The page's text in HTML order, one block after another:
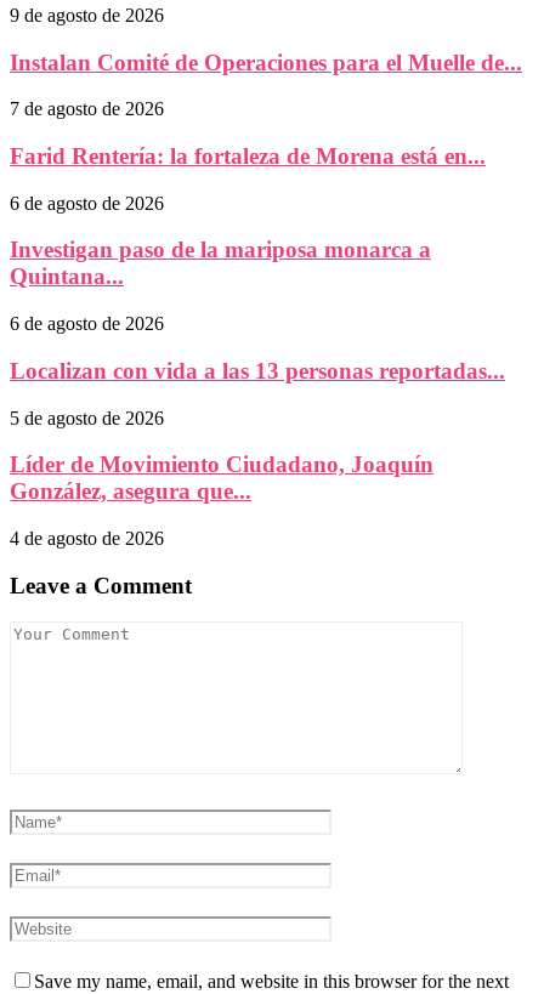
9 de agosto de 2026
Instalan Comité de Operaciones para el Muelle de...
7 de agosto de 2026
Farid Rentería: la fortaleza de Morena está en...
6 de agosto de 2026
Investigan paso de la mariposa monarca a
Quintana...
6 de agosto de 2026
Localizan con vida a las 13 personas reportadas...
5 de agosto de 2026
Líder de Movimiento Ciudadano, Joaquín
González, asegura que...
4 de agosto de 2026
Leave a Comment
Save my name, email, and website in this browser for the next